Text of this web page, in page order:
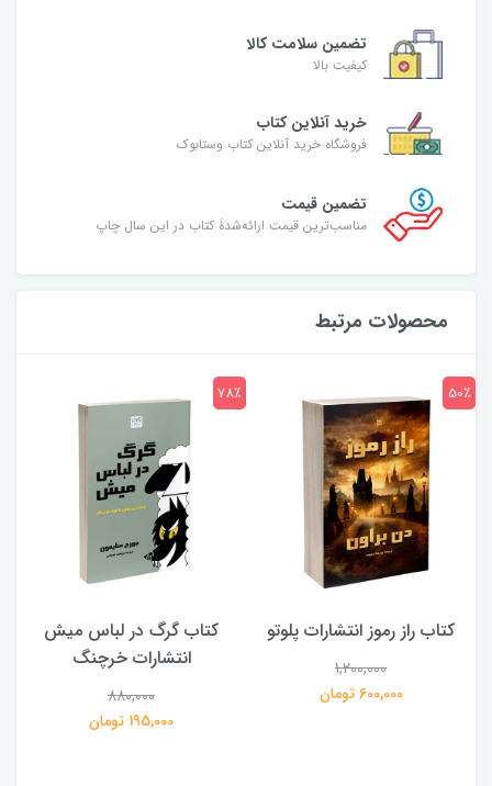
تضمین سلامت کالا
کیفیت بالا
خرید آنلاین کتاب
فروشگاه خرید آنلاین کتاب وستابوک
تضمین قیمت
مناسب‌ترین قیمت ارائه‌شدۀ کتاب در این سال چاپ
محصولات مرتبط
کتاب راز رموز انتشارات پلوتو
1,200,000
600,000 تومان
50٪
کتاب گرگ در لباس میش
انتشارات خرچنگ
880,000
195,000 تومان
78٪